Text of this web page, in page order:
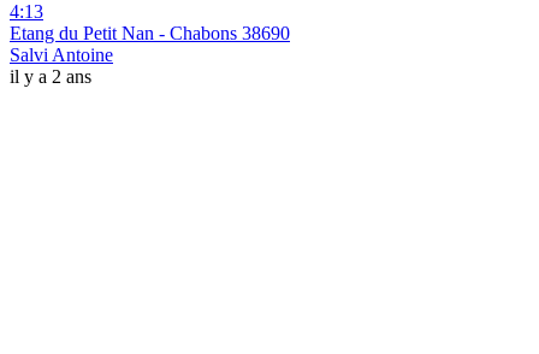
4:13
Etang du Petit Nan - Chabons 38690
Salvi Antoine
il y a 2 ans